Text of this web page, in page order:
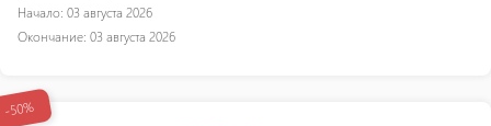
Начало: 03 августа 2026
Окончание: 03 августа 2026
-50%